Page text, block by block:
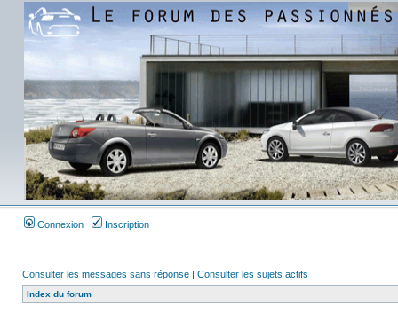
Connexion Inscription
Consulter les messages sans réponse | Consulter les sujets actifs
Index du forum